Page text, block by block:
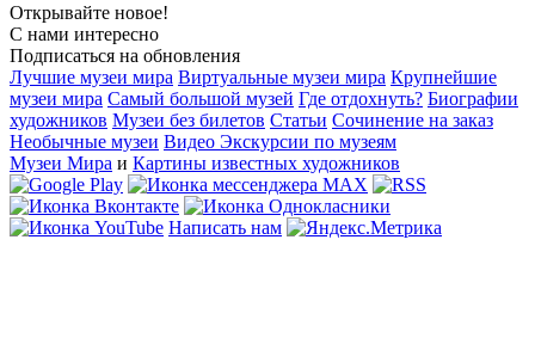
Открывайте новое!
С нами интересно
Подписаться на обновления
Лучшие музеи мира Виртуальные музеи мира Крупнейшие
музеи мира Самый большой музей Где отдохнуть? Биографии
художников Музеи без билетов Статьи Сочинение на заказ
Необычные музеи Видео Экскурсии по музеям
Музеи Мира и Картины известных художников
Написать нам